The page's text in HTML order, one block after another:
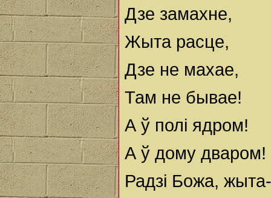
Дзе замахне,
Жыта расце,
Дзе не махае,
Там не бывае!
А ў полі ядром!
А ў дому дваром!
Радзі Божа,